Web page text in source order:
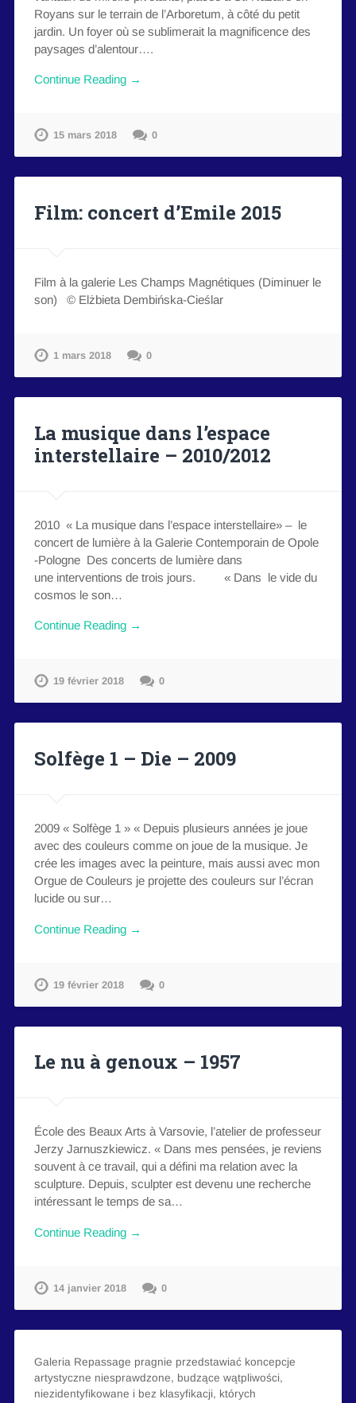
Royans sur le terrain de l’Arboretum, à côté du petit
jardin. Un foyer où se sublimerait la magnificence des
paysages d’alentour….
Continue Reading →
15 mars 2018 0
Film: concert d’Emile 2015
Film à la galerie Les Champs Magnétiques (Diminuer le
son) © Elżbieta Dembińska-Cieślar
1 mars 2018 0
La musique dans l’espace
interstellaire – 2010/2012
2010 « La musique dans l’espace interstellaire» – le
concert de lumière à la Galerie Contemporain de Opole
-Pologne Des concerts de lumière dans
une interventions de trois jours. « Dans le vide du
cosmos le son…
Continue Reading →
19 février 2018 0
Solfège 1 – Die – 2009
2009 « Solfège 1 » « Depuis plusieurs années je joue
avec des couleurs comme on joue de la musique. Je
crée les images avec la peinture, mais aussi avec mon
Orgue de Couleurs je projette des couleurs sur l’écran
lucide ou sur…
Continue Reading →
19 février 2018 0
Le nu à genoux – 1957
École des Beaux Arts à Varsovie, l’atelier de professeur
Jerzy Jarnuszkiewicz. « Dans mes pensées, je reviens
souvent à ce travail, qui a défini ma relation avec la
sculpture. Depuis, sculpter est devenu une recherche
intéressant le temps de sa…
Continue Reading →
14 janvier 2018 0
Galeria Repassage pragnie przedstawiać koncepcje
artystyczne niesprawdzone, budzące wątpliwości,
niezidentyfikowane i bez klasyfikacji, których